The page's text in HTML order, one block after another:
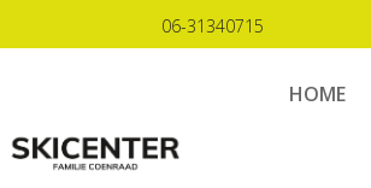
06-31340715
HOME